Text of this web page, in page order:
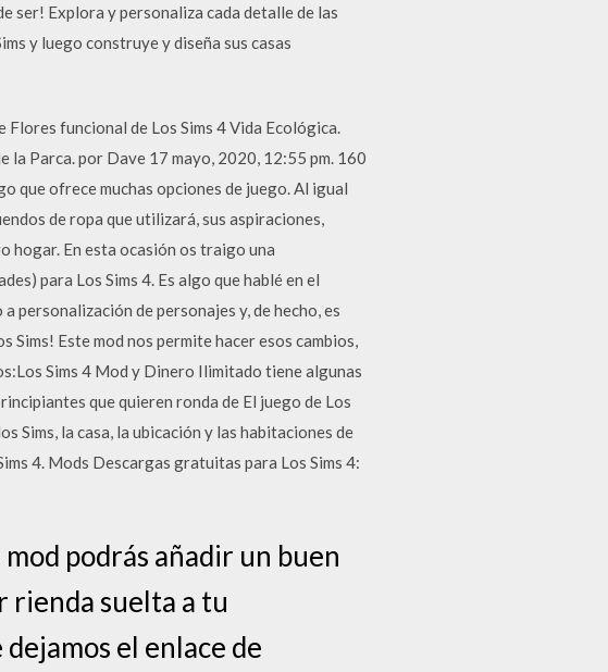
ser! Explora y personaliza cada detalle de las
y luego construye y diseña sus casas
Flores funcional de Los Sims 4 Vida Ecológica.
la Parca. por Dave 17 mayo, 2020, 12:55 pm. 160
que ofrece muchas opciones de juego. Al igual
de ropa que utilizará, sus aspiraciones,
hogar. En esta ocasión os traigo una
para Los Sims 4. Es algo que hablé en el
personalización de personajes y, de hecho, es
Sims! Este mod nos permite hacer esos cambios,
Sims 4 Mod y Dinero Ilimitado tiene algunas
que quieren ronda de El juego de Los
Sims, la casa, la ubicación y las habitaciones de
4. Mods Descargas gratuitas para Los Sims 4:
podrás añadir un buen
rienda suelta a tu
el enlace de